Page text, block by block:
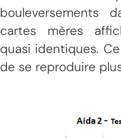
bouleversements
cartes mères
quasi identiques.
de se reproduire